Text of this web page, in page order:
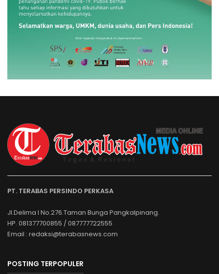
PT. TERABAS PERSINDO PERKASA
Jl.Delima I No.276.Taman Bunga Pangkalpinang.
HP. 081377700855 / 087777722555
Email : redaksi@terabasnews.com
POSTING TERPOPULER